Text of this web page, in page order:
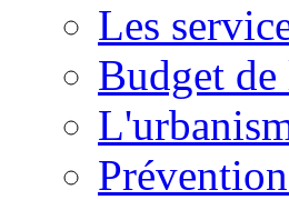
Les
Budget